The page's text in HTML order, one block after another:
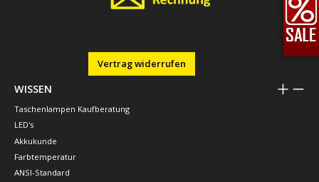
Vertrag widerrufen
WISSEN
Taschenlampen Kaufberatung
LED's
Akkukunde
Farbtemperatur
ANSI-Standard